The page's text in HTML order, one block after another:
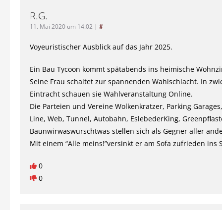
R.G.
11. Mai 2020 um 14:02 | #
Voyeuristischer Ausblick auf das Jahr 2025.
Ein Bau Tycoon kommt spätabends ins heimische
Seine Frau schaltet zur spannenden Wahlschlacht. In
Eintracht schauen sie Wahlveranstaltung Online.
Die Parteien und Vereine Wolkenkratzer, Parking
Line, Web, Tunnel, Autobahn, EslebederKing,
Baunwirwaswurschtwas stellen sich als Gegner aller
Mit einem “Alle meins!”versinkt er am Sofa zufrieden ins
0
0